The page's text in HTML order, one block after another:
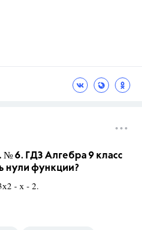
№ 6. ГДЗ Алгебра 9 класс
нули функции?
- х - 2.